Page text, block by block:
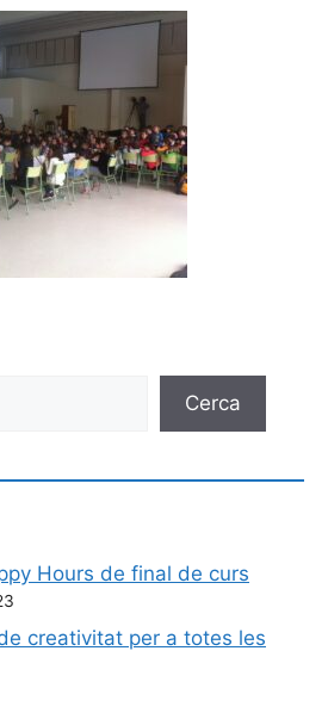
Cerca
Hours de final de curs
creativitat per a totes les